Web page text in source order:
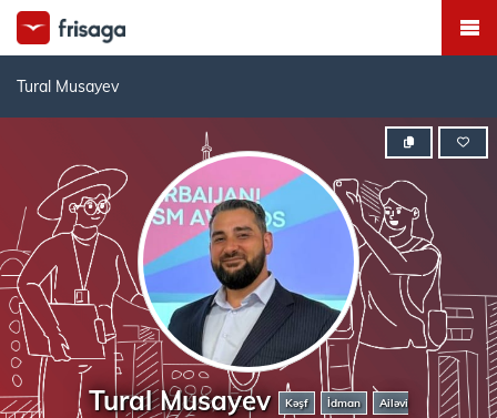
Tural Musayev
Tural Musayev Kəşf İdman Ailəvi